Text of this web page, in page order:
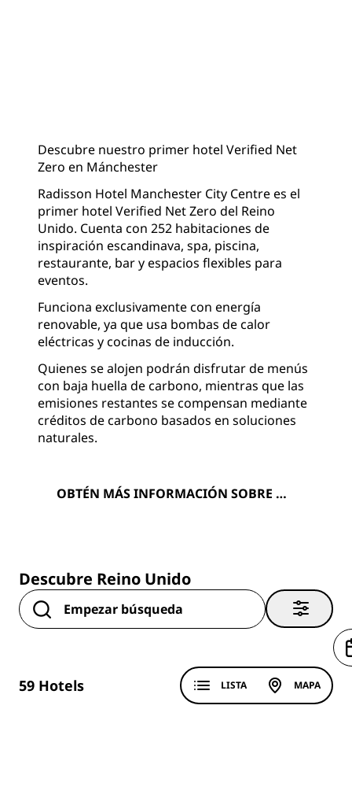
Descubre nuestro primer hotel Verified Net
Zero en Mánchester
Radisson Hotel Manchester City Centre es el
primer hotel Verified Net Zero del Reino
Unido. Cuenta con 252 habitaciones de
inspiración escandinava, spa, piscina,
restaurante, bar y espacios flexibles para
eventos.
Funciona exclusivamente con energía
renovable, ya que usa bombas de calor
eléctricas y cocinas de inducción.
Quienes se alojen podrán disfrutar de menús
con baja huella de carbono, mientras que las
emisiones restantes se compensan mediante
créditos de carbono basados en soluciones
naturales.
OBTÉN MÁS INFORMACIÓN SOBRE NU
Descubre Reino Unido
LISTA MAPA
59 Hotels